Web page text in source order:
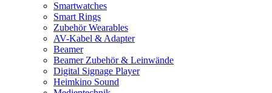
Smartwatches
Smart Rings
Zubehör Wearables
AV-Kabel & Adapter
Beamer
Beamer Zubehör & Leinwände
Digital Signage Player
Heimkino Sound